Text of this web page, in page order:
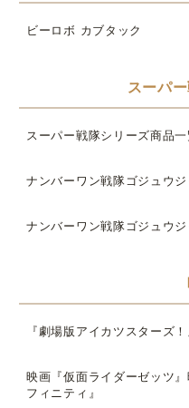
ビーロボ カブタック
スーパ
スーパー戦隊シリーズ商品一
ナンバーワン戦隊ゴジュウジ
ナンバーワン戦隊ゴジュウ
『劇場版アイカツスター
映画『仮面ライダーゼッツ
フィニティ』